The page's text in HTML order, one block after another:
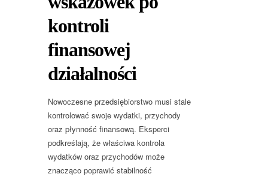
kontroli
finansowej
działalności
Nowoczesne przedsiębiorstwo musi stale
kontrolować swoje wydatki, przychody
oraz płynność finansową. Eksperci
podkreślają, że właściwa kontrola
wydatków oraz przychodów może
znacząco poprawić stabilność